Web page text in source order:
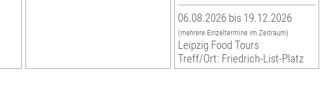
06.08.2026 bis 19.12.2026
(mehrere Einzeltermine im Zeitraum)
Leipzig Food Tours
Treff/Ort: Friedrich-List-Platz